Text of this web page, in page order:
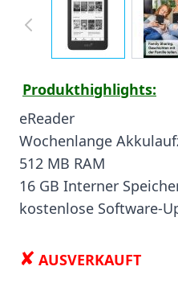
Produkthighlights:
eReader
Wochenlange
512 MB RAM
16 GB Interner
kostenlose Software-
✘ AUSVERKAUFT